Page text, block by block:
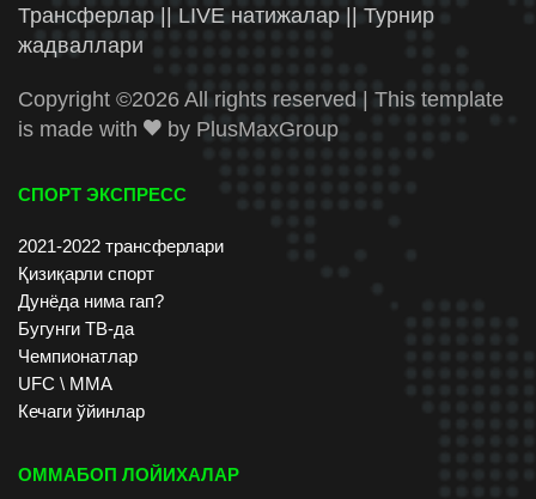
Трансферлар || LIVE натижалар || Турнир
жадваллари
Copyright ©2026 All rights reserved | This template
is made with
by PlusMaxGroup
СПОРТ ЭКСПРЕСС
2021-2022 трансферлари
Қизиқарли спорт
Дунёда нима гап?
Бугунги ТВ-да
Чемпионатлар
UFC \ ММА
Кечаги ўйинлар
ОММАБОП ЛОЙИХАЛАР